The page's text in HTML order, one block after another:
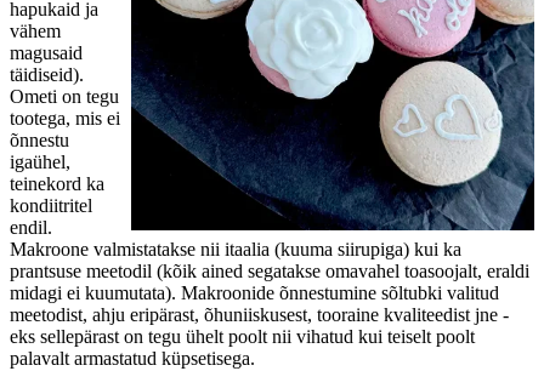
hapukaid ja
vähem
magusaid
täidiseid).
Ometi on tegu
tootega, mis ei
õnnestu
igaühel,
teinekord ka
kondiitritel
endil.
Makroone valmistatakse nii itaalia (kuuma siirupiga) kui ka
prantsuse meetodil (kõik ained segatakse omavahel toasoojalt, eraldi
midagi ei kuumutata). Makroonide õnnestumine sõltubki valitud
meetodist, ahju eripärast, õhuniiskusest, tooraine kvaliteedist jne -
eks sellepärast on tegu ühelt poolt nii vihatud kui teiselt poolt
palavalt armastatud küpsetisega.